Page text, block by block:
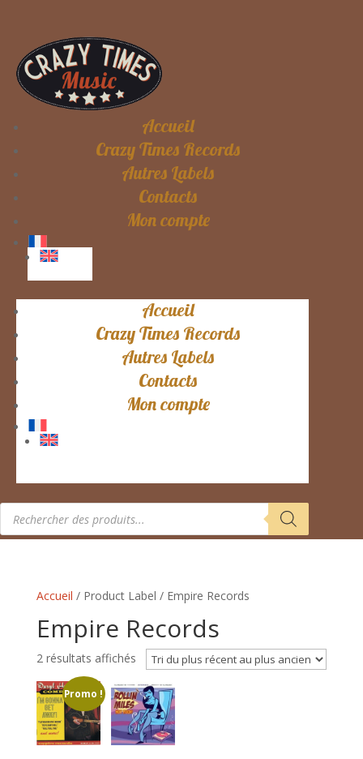
Accueil
Crazy Times Records
Autres Labels
Contacts
Mon compte
Accueil
Crazy Times Records
Autres Labels
Contacts
Mon compte
Recherche
produits
Accueil / Product Label / Empire Records
Empire Records
2 résultats affichésTrié
plus
récent
au
Promo !